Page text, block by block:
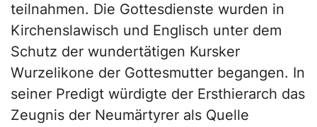
teilnahmen. Die Gottesdienste wurden in
Kirchenslawisch und Englisch unter dem
Schutz der wundertätigen Kursker
Wurzelikone der Gottesmutter begangen. In
seiner Predigt würdigte der Ersthierarch das
Zeugnis der Neumärtyrer als Quelle